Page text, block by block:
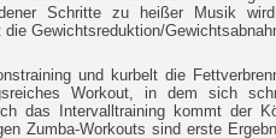
Schritte zu heißer Musik
Gewichtsreduktion/
und kurbelt die
Workout, in dem sich
das Intervalltraining kommt der
Zumba-Workouts sind erste